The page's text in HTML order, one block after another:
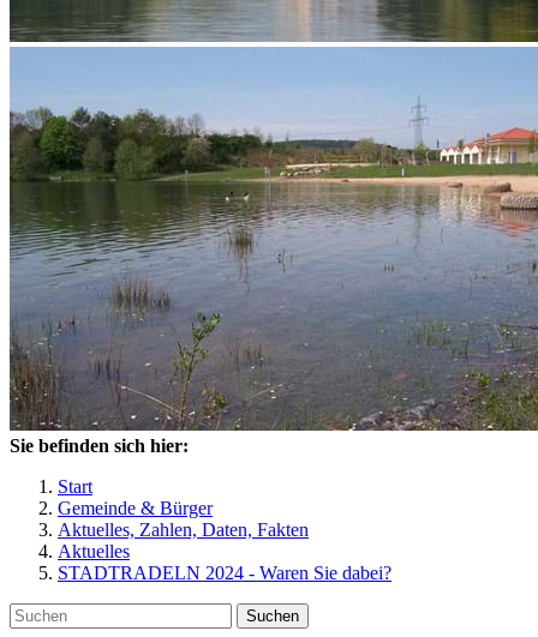
Sie befinden sich hier:
Start
Gemeinde & Bürger
Aktuelles, Zahlen, Daten, Fakten
Aktuelles
STADTRADELN 2024 - Waren Sie dabei?
Suchen